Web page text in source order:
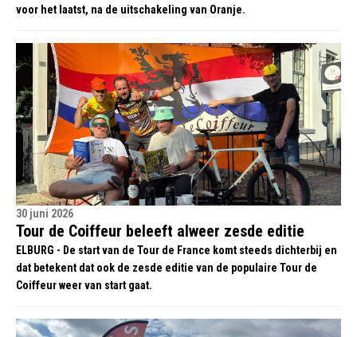
voor het laatst, na de uitschakeling van Oranje.
30 juni 2026
Tour de Coiffeur beleeft alweer zesde editie
ELBURG - De start van de Tour de France komt steeds dichterbij en
dat betekent dat ook de zesde editie van de populaire Tour de
Coiffeur weer van start gaat.